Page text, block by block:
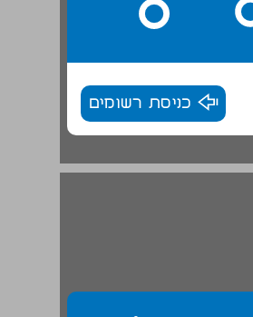
כניסת רשומים